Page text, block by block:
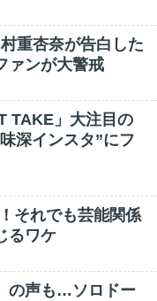
重杏奈が告白した
ァンが大警戒
TAKE」大注目の
深インスタ”にフ
それでも芸能関係
るワケ
の声も…ソロドー